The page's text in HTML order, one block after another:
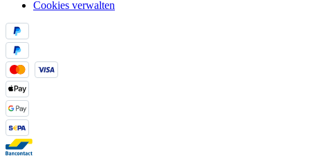
Cookies verwalten